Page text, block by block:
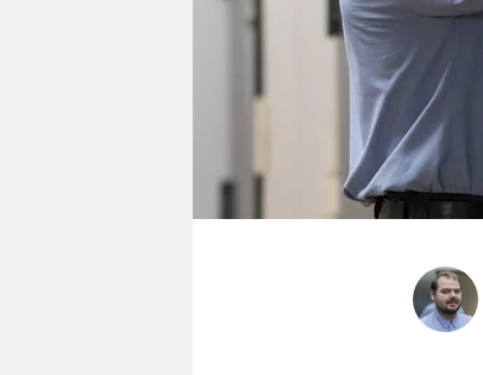
veranstaltungen
unterstützen